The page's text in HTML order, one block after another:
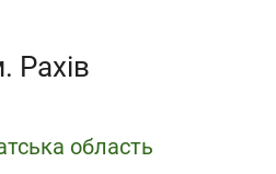
Рахів
область